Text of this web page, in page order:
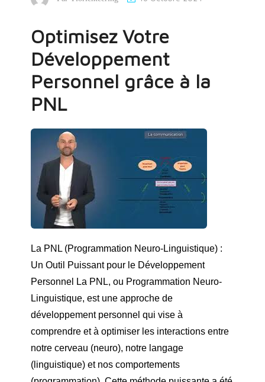
Optimisez Votre
Développement
Personnel grâce à la
PNL
La PNL (Programmation Neuro-Linguistique) :
Un Outil Puissant pour le Développement
Personnel La PNL, ou Programmation Neuro-
Linguistique, est une approche de
développement personnel qui vise à
comprendre et à optimiser les interactions entre
notre cerveau (neuro), notre langage
(linguistique) et nos comportements